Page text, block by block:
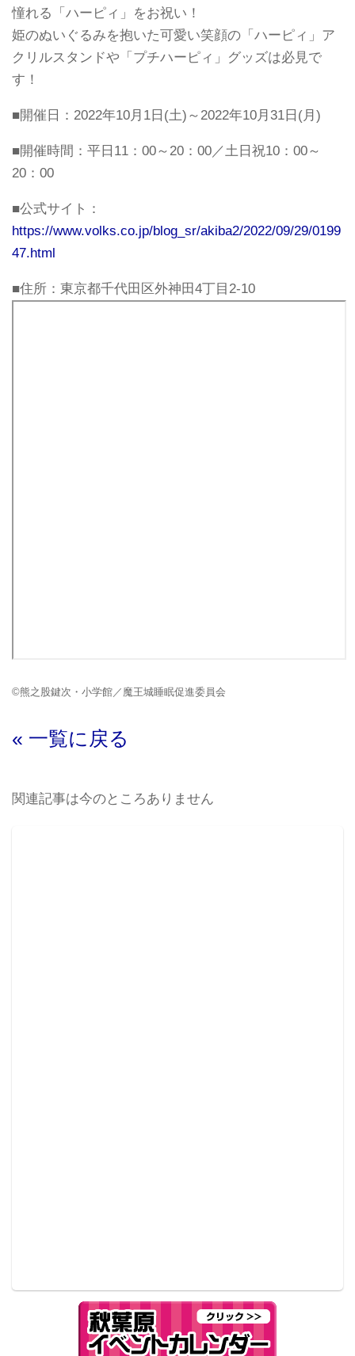
憧れる「ハーピィ」をお祝い！
姫のぬいぐるみを抱いた可愛い笑顔の「ハーピィ」ア
クリルスタンドや「プチハーピィ」グッズは必見で
す！
■開催日：2022年10月1日(土)～2022年10月31日(月)
■開催時間：平日11：00～20：00／土日祝10：00～
20：00
■公式サイト：
https://www.volks.co.jp/blog_sr/akiba2/2022/09/29/0199
47.html
■住所：東京都千代田区外神田4丁目2-10
©熊之股鍵次・小学館／魔王城睡眠促進委員会
« 一覧に戻る
関連記事は今のところありません